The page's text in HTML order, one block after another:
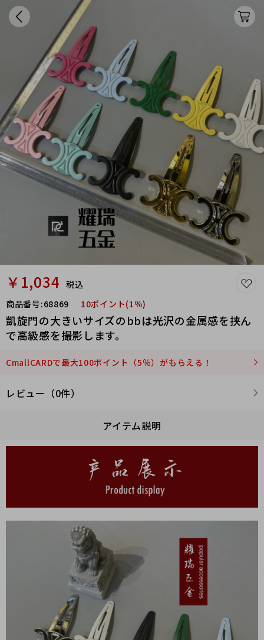
￥1,034 税込
商品番号:68869 10ポイント(1％)
凱旋門の大きいサイズのbbは光沢の金属感を挟ん
で高級感を撮影します。
CmallCARDで最大100ポイント（5％）がもらえる！
レビュー（0件）
アイテム説明